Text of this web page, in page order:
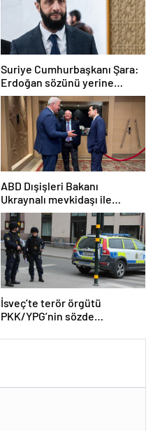
Suriye Cumhurbaşkanı Şara:
Erdoğan sözünü yerine
getirdi. Trump’a da çok
teşekkür ederim
ABD Dışişleri Bakanı
Ukraynalı mevkidaşı ile
görüştü
İsveç’te terör örgütü
PKK/YPG’nin sözde